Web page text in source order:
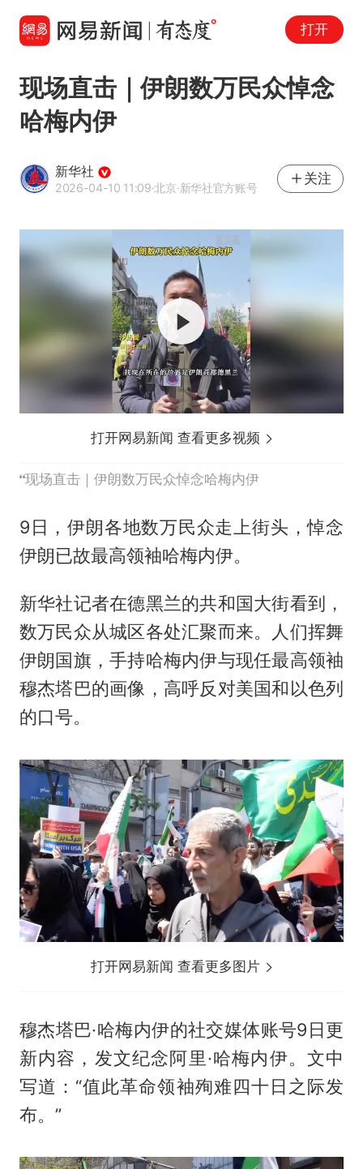
打开
现场直击｜伊朗数万民众悼念
哈梅内伊
新华社
2026-04-10 11:09·北京·新华社官方账号
关注
打开网易新闻 查看更多视频
现场直击｜伊朗数万民众悼念哈梅内伊
9日，伊朗各地数万民众走上街头，悼念
伊朗已故最高领袖哈梅内伊。
新华社记者在德黑兰的共和国大街看到，
数万民众从城区各处汇聚而来。人们挥舞
伊朗国旗，手持哈梅内伊与现任最高领袖
穆杰塔巴的画像，高呼反对美国和以色列
的口号。
打开网易新闻 查看更多图片
穆杰塔巴·哈梅内伊的社交媒体账号9日更
新内容，发文纪念阿里·哈梅内伊。文中
写道：“值此革命领袖殉难四十日之际发
布。”